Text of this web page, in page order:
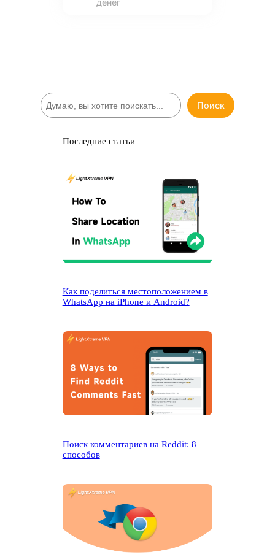
денег
П
о
Поиск
Последние статьи
Как поделиться местоположением в
WhatsApp на iPhone и Android?
Поиск комментариев на Reddit: 8
способов